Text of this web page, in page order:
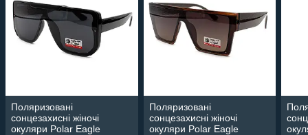
Поляризовані
сонцезахисні жіночі
окуляри Polar Eagle
Поляризовані
сонцезахисні жіночі
окуляри Polar Eagle